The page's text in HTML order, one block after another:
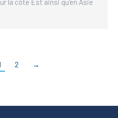
la côte Est ainsi qu’en Asie
2 →